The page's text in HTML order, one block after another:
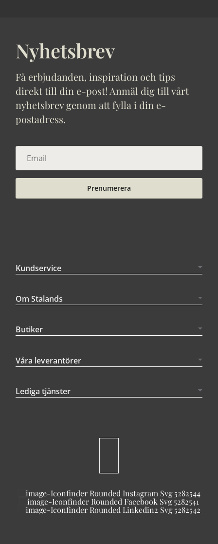
Nyhetsbrev
Få erbjudanden, inspiration och tips
direkt till din e-post! Anmäl dig till vårt
nyhetsbrev genom att fylla i din e-
postadress.
Prenumerera
Kundservice
Om Stalands
Butiker
Våra leverantörer
Lediga tjänster